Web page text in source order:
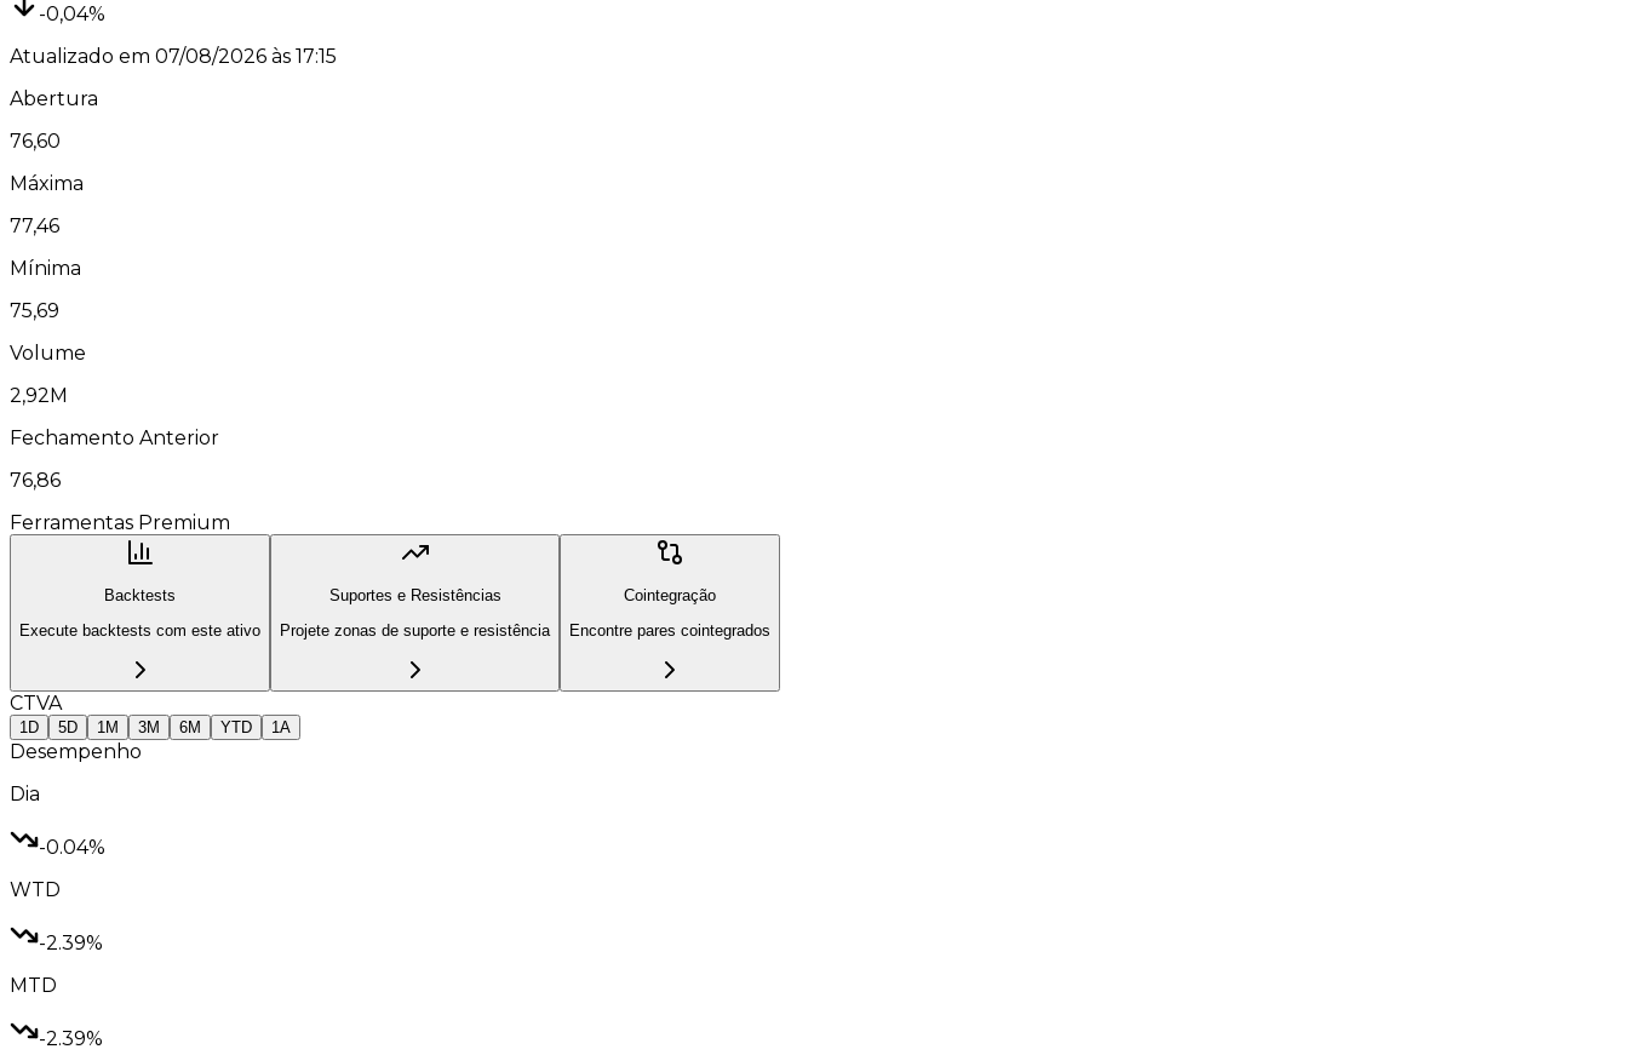
-0,04%
Atualizado em 07/08/2026 às 17:15
Abertura
76,60
Máxima
77,46
Mínima
75,69
Volume
2,92M
Fechamento Anterior
76,86
Ferramentas Premium
Backtests
Execute backtests com este ativo
Suportes e Resistências
Projete zonas de suporte e resistência
Cointegração
Encontre pares cointegrados
CTVA
1D 5D 1M 3M 6M YTD 1A
Desempenho
Dia
-0.04%
WTD
-2.39%
MTD
-2.39%